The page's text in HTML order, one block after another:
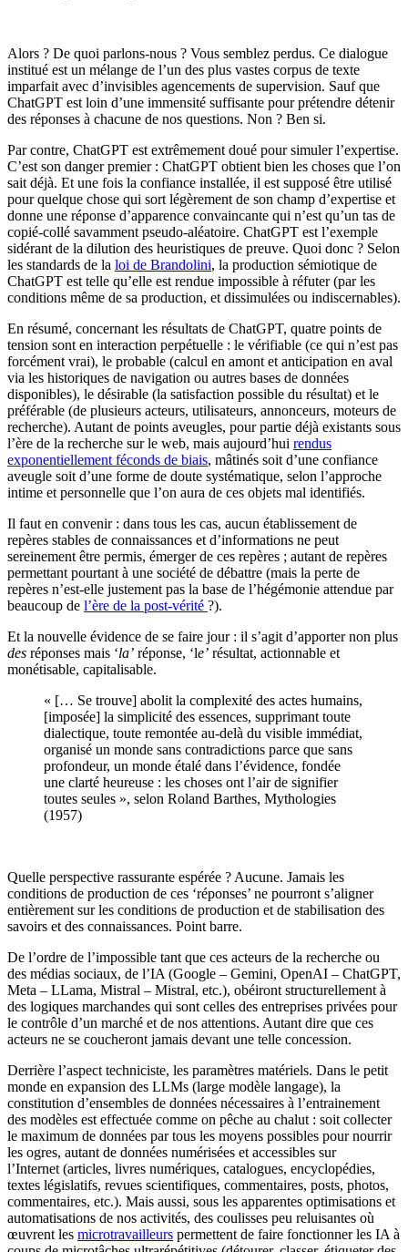
Alors ? De quoi parlons-nous ? Vous semblez perdus. Ce dialogue
institué est un mélange de l’un des plus vastes corpus de texte
imparfait avec d’invisibles agencements de supervision. Sauf que
ChatGPT est loin d’une immensité suffisante pour prétendre détenir
des réponses à chacune de nos questions. Non ? Ben si.
Par contre, ChatGPT est extrêmement doué pour simuler l’expertise.
C’est son danger premier : ChatGPT obtient bien les choses que l’on
sait déjà. Et une fois la confiance installée, il est supposé être utilisé
pour quelque chose qui sort légèrement de son champ d’expertise et
donne une réponse d’apparence convaincante qui n’est qu’un tas de
copié-collé savamment pseudo-aléatoire. ChatGPT est l’exemple
sidérant de la dilution des heuristiques de preuve. Quoi donc ? Selon
les standards de la loi de Brandolini, la production sémiotique de
ChatGPT est telle qu’elle est rendue impossible à réfuter (par les
conditions même de sa production, et dissimulées ou indiscernables).
En résumé, concernant les résultats de ChatGPT, quatre points de
tension sont en interaction perpétuelle : le vérifiable (ce qui n’est pas
forcément vrai), le probable (calcul en amont et anticipation en aval
via les historiques de navigation ou autres bases de données
disponibles), le désirable (la satisfaction possible du résultat) et le
préférable (de plusieurs acteurs, utilisateurs, annonceurs, moteurs de
recherche). Autant de points aveugles, pour partie déjà existants sous
l’ère de la recherche sur le web, mais aujourd’hui rendus
exponentiellement féconds de biais, mâtinés soit d’une confiance
aveugle soit d’une forme de doute systématique, selon l’approche
intime et personnelle que l’on aura de ces objets mal identifiés.
Il faut en convenir : dans tous les cas, aucun établissement de
repères stables de connaissances et d’informations ne peut
sereinement être permis, émerger de ces repères ; autant de repères
permettant pourtant à une société de débattre (mais la perte de
repères n’est-elle justement pas la base de l’hégémonie attendue par
beaucoup de l’ère de la post-vérité ?).
Et la nouvelle évidence de se faire jour : il s’agit d’apporter non plus
des réponses mais ‘la’ réponse, ‘le’ résultat, actionnable et
monétisable, capitalisable.
« [… Se trouve] abolit la complexité des actes humains,
[imposée] la simplicité des essences, supprimant toute
dialectique, toute remontée au-delà du visible immédiat,
organisé un monde sans contradictions parce que sans
profondeur, un monde étalé dans l’évidence, fondée
une clarté heureuse : les choses ont l’air de signifier
toutes seules », selon Roland Barthes, Mythologies
(1957)
Quelle perspective rassurante espérée ? Aucune. Jamais les
conditions de production de ces ‘réponses’ ne pourront s’aligner
entièrement sur les conditions de production et de stabilisation des
savoirs et des connaissances. Point barre.
De l’ordre de l’impossible tant que ces acteurs de la recherche ou
des médias sociaux, de l’IA (Google – Gemini, OpenAI – ChatGPT,
Meta – LLama, Mistral – Mistral, etc.), obéiront structurellement à
des logiques marchandes qui sont celles des entreprises privées pour
le contrôle d’un marché et de nos attentions. Autant dire que ces
acteurs ne se coucheront jamais devant une telle concession.
Derrière l’aspect techniciste, les paramètres matériels. Dans le petit
monde en expansion des LLMs (large modèle langage), la
constitution d’ensembles de données nécessaires à l’entrainement
des modèles est effectuée comme on pêche au chalut : soit collecter
le maximum de données par tous les moyens possibles pour nourrir
les ogres, autant de données numérisées et accessibles sur
l’Internet (articles, livres numériques, catalogues, encyclopédies,
textes législatifs, revues scientifiques, commentaires, posts, photos,
commentaires, etc.). Mais aussi, sous les apparentes optimisations et
automatisations de nos activités, des coulisses peu reluisantes où
œuvrent les microtravailleurs permettent de faire fonctionner les IA à